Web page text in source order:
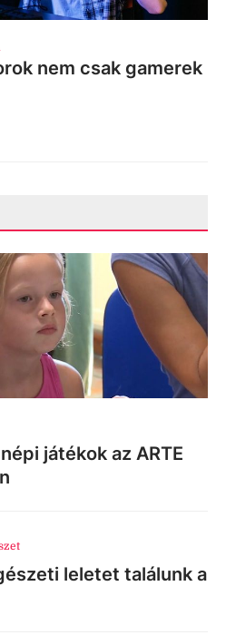
nem csak gamerek
játékok az ARTE
leletet találunk a